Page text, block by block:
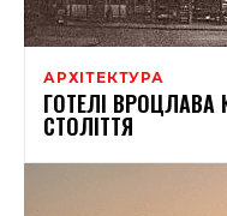
АРХІТЕКТУРА
ГОТЕЛІ ВРОЦЛАВА
СТОЛІТТЯ